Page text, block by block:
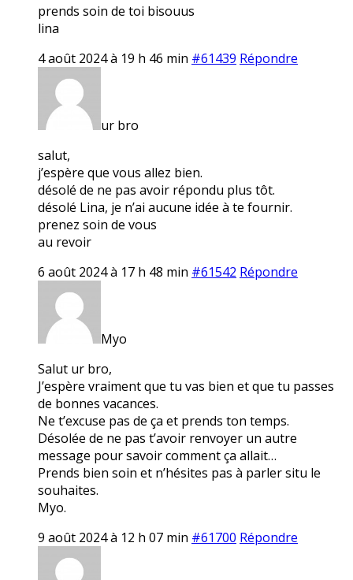
prends soin de toi bisouus
lina
4 août 2024 à 19 h 46 min #61439 Répondre
ur bro
salut,
j’espère que vous allez bien.
désolé de ne pas avoir répondu plus tôt.
désolé Lina, je n’ai aucune idée à te fournir.
prenez soin de vous
au revoir
6 août 2024 à 17 h 48 min #61542 Répondre
Myo
Salut ur bro,
J’espère vraiment que tu vas bien et que tu passes
de bonnes vacances.
Ne t’excuse pas de ça et prends ton temps.
Désolée de ne pas t’avoir renvoyer un autre
message pour savoir comment ça allait…
Prends bien soin et n’hésites pas à parler situ le
souhaites.
Myo.
9 août 2024 à 12 h 07 min #61700 Répondre